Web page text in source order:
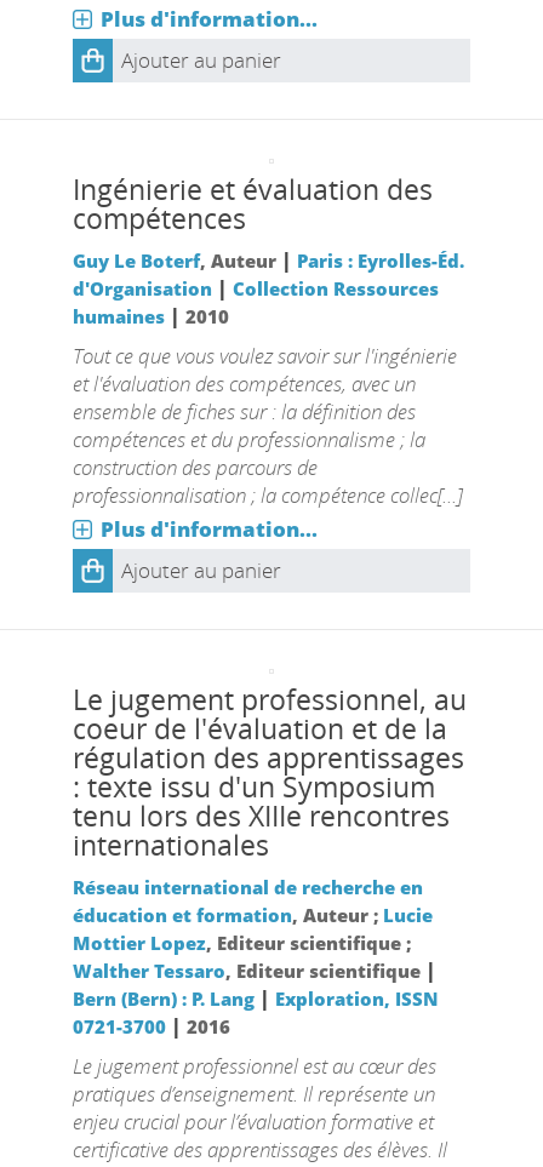
Plus d'information...
Ajouter au panier
Ingénierie et évaluation des
compétences
Guy Le Boterf, Auteur | Paris : Eyrolles-Éd.
d'Organisation | Collection Ressources
humaines| 2010
Tout ce que vous voulez savoir sur l'ingénierie
et l'évaluation des compétences, avec un
ensemble de fiches sur : la définition des
compétences et du professionnalisme ; la
construction des parcours de
professionnalisation ; la compétence collec[...]
Plus d'information...
Ajouter au panier
Le jugement professionnel, au
coeur de l'évaluation et de la
régulation des apprentissages
: texte issu d'un Symposium
tenu lors des XIIIe rencontres
internationales
Réseau international de recherche en
éducation et formation, Auteur ; Lucie
Mottier Lopez, Editeur scientifique ;
Walther Tessaro, Editeur scientifique |
Bern (Bern) : P. Lang| Exploration, ISSN
0721-3700| 2016
Le jugement professionnel est au cœur des
pratiques d’enseignement. Il représente un
enjeu crucial pour l’évaluation formative et
certificative des apprentissages des élèves. Il